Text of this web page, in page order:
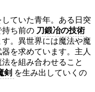
ていた青年。ある日突
持ち前の 刀鍛冶の技術
。異世界には魔法や魔
を求めています。主人
を組み合わせること
剣 を生み出していくの